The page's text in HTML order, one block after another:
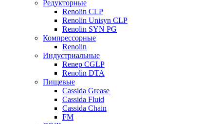
Редукторные
Renolin CLP
Renolin Unisyn CLP
Renolin SYN PG
Компрессорные
Renolin
Индустриальные
Renep CGLP
Renolin DTA
Пищевые
Cassida Grease
Cassida Fluid
Cassida Chain
FM